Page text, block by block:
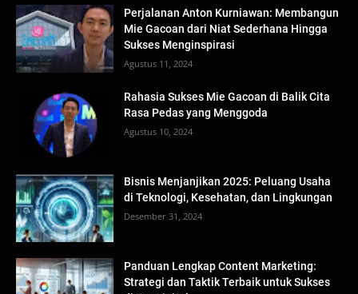
Perjalanan Anton Kurniawan: Membangun
Mie Gacoan dari Niat Sederhana Hingga
Sukses Menginspirasi
Agustus 11, 2024
Rahasia Sukses Mie Gacoan di Balik Cita
Rasa Pedas yang Menggoda
Agustus 10, 2024
Bisnis Menjanjikan 2025: Peluang Usaha
di Teknologi, Kesehatan, dan Lingkungan
Desember 31, 2024
Panduan Lengkap Content Marketing:
Strategi dan Taktik Terbaik untuk Sukses